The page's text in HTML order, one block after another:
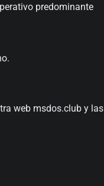
predominante
web msdos.club y las